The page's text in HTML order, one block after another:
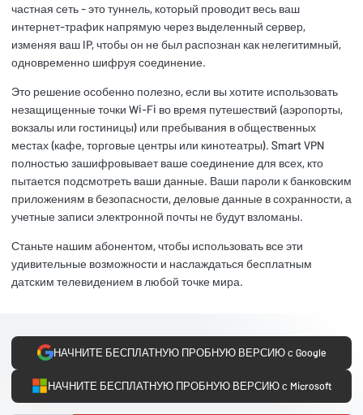
частная сеть - это туннель, который проводит весь ваш
интернет-трафик напрямую через выделенный сервер,
изменяя ваш IP, чтобы он не был распознан как нелегитимный,
одновременно шифруя соединение.
Это решение особенно полезно, если вы хотите использовать
незащищенные точки Wi-Fi во время путешествий (аэропорты,
вокзалы или гостиницы) или пребывания в общественных
местах (кафе, торговые центры или кинотеатры). Smart VPN
полностью зашифровывает ваше соединение для всех, кто
пытается подсмотреть ваши данные. Ваши пароли к банковским
приложениям в безопасности, деловые данные в сохранности, а
учетные записи электронной почты не будут взломаны.
Станьте нашим абонентом, чтобы использовать все эти
удивительные возможности и наслаждаться бесплатным
датским телевидением в любой точке мира.
НАЧНИТЕ БЕСПЛАТНУЮ ПРОБНУЮ ВЕРСИЮ с Google
НАЧНИТЕ БЕСПЛАТНУЮ ПРОБНУЮ ВЕРСИЮ с Microsoft